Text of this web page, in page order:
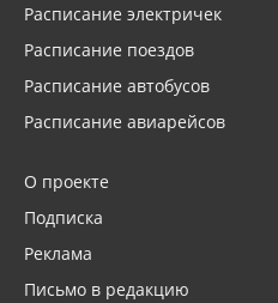
Расписание электричек
Расписание поездов
Расписание автобусов
Расписание авиарейсов
О проекте
Подписка
Реклама
Письмо в редакцию